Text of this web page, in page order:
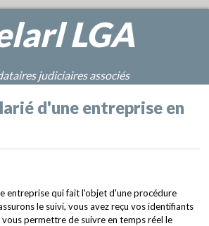
LGA
judiciaires associés
d'une entreprise en
entreprise qui fait l'objet d'une procédure
le suivi, vous avez reçu vos identifiants
permettre de suivre en temps réel le